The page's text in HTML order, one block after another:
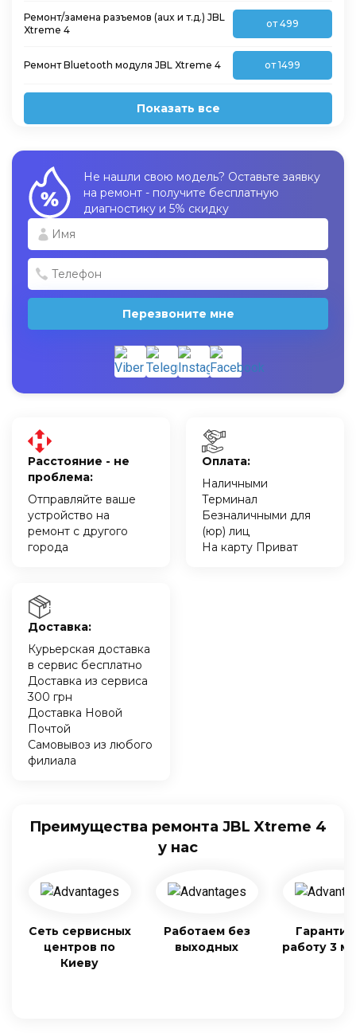
Ремонт/замена разъемов (aux и т.д.) JBL
Xtreme 4
от 499
Ремонт Bluetooth модуля JBL Xtreme 4 от 1499
Показать все
Не нашли свою модель? Оставьте заявку
на ремонт - получите бесплатную
диагностику и 5% скидку
Перезвоните мне
Расстояние - не
проблема:
Отправляйте ваше
устройство на
ремонт с другого
города
Оплата:
Наличными
Терминал
Безналичными для
(юр) лиц
На карту Приват
Доставка:
Курьерская доставка
в сервис бесплатно
Доставка из сервиса
300 грн
Доставка Новой
Почтой
Самовывоз из любого
филиала
Преимущества ремонта JBL Xtreme 4
у нас
Сеть сервисных
центров по
Киеву
Работаем без
выходных
работу 3